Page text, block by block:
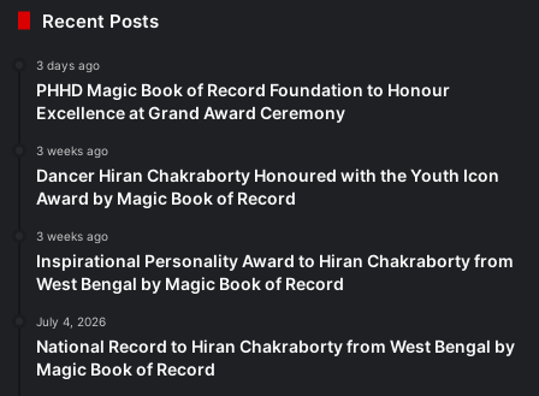
Recent Posts
3 days ago
PHHD Magic Book of Record Foundation to Honour
Excellence at Grand Award Ceremony
3 weeks ago
Dancer Hiran Chakraborty Honoured with the Youth Icon
Award by Magic Book of Record
3 weeks ago
Inspirational Personality Award to Hiran Chakraborty from
West Bengal by Magic Book of Record
July 4, 2026
National Record to Hiran Chakraborty from West Bengal by
Magic Book of Record